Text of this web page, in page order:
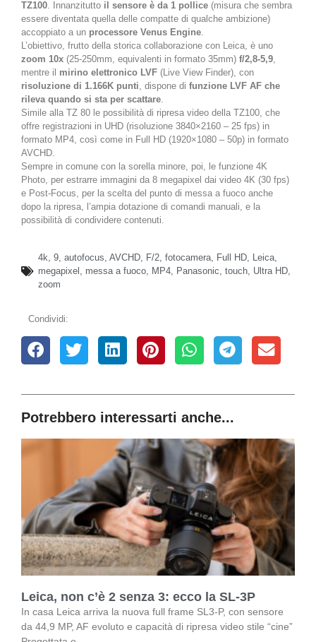
TZ100 . Innanzitutto il sensore è da 1 pollice (misura che sembra
essere diventata quella delle compatte di qualche ambizione)
accoppiato a un processore Venus Engine
L’obiettivo, frutto della storica collaborazione con Leica, è uno
zoom 10x (25-250mm, equivalenti in formato 35mm) f/2,8-5,9
mentre il mirino elettronico LVF (Live View Finder), con
risoluzione di 1.166K punti , dispone di funzione LVF AF che
rileva quando si sta per scattare
Simile alla TZ 80 le possibilità di ripresa video della TZ100, che
offre registrazioni in UHD (risoluzione 3840×2160 – 25 fps) in
formato MP4, così come in Full HD (1920×1080 – 50p) in formato
AVCHD.
Sempre in comune con la sorella minore, poi, le funzione 4K
Photo, per estrarre immagini da 8 megapixel dai video 4K (30 fps)
e Post-Focus, per la scelta del punto di messa a fuoco anche
dopo la ripresa, l’ampia dotazione di comandi manuali, e la
possibilità di condividere contenuti.
4k, 9, autofocus, AVCHD, F/2, fotocamera, Full HD, Leica,
megapixel , messa a fuoco, MP4, Panasonic, touch, Ultra HD,
zoom
Condividi:
Potrebbero interessarti anche...
Leica, non c’è 2 senza 3: ecco la SL-3P
In casa Leica arriva la nuova full frame SL3-P, con sensore
da 44,9 MP, AF evoluto e capacità di ripresa video stile “cine”